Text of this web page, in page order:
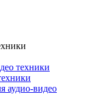
техники
аудио-видео